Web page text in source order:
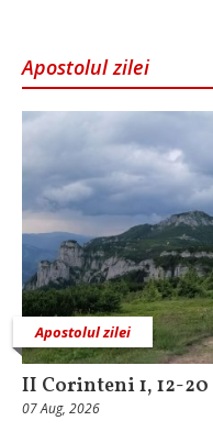
Apostolul zilei
Apostolul zilei
II Corinteni 1, 12-20
07 Aug, 2026